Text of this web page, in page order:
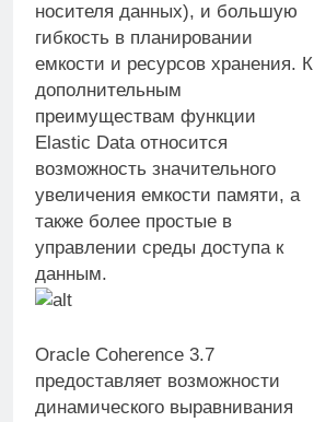
носителя данных), и большую
гибкость в планировании
емкости и ресурсов хранения. К
дополнительным
преимуществам функции
Elastic Data относится
возможность значительного
увеличения емкости памяти, а
также более простые в
управлении среды доступа к
данным.
Oracle Coherence 3.7
предоставляет возможности
динамического выравнивания